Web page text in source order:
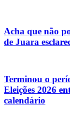
Acha que não
de Juara
Terminou o
Eleições 2026
calendário